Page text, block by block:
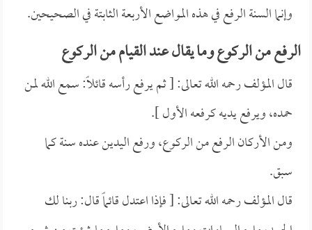
وإنما السنة الرفع في هذه المواضع الأربعة الثابتة في الصحيحين.
الرفع من الركوع وما يقال عند القيام من الركوع
قال المؤلف رحمه الله تعالى: [ ثم يرفع رأسه قائلاً: سمع الله لمن
حمده، ويرفع يديه كرفعه الأول ].
ومن الأركان الرفع من الركوع، ورفع اليدين عنده سنة كما
سبق.
قال المؤلف رحمه الله تعالى: [ فإذا اعتدل قائماً قال: ربنا لك